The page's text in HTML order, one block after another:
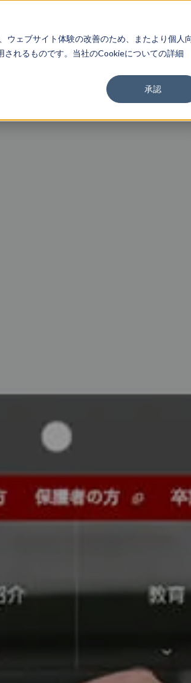
ウェブサイト体験の改善のため、またより個人
れるものです。当社のCookieについての詳細
承認
Service Work Findings